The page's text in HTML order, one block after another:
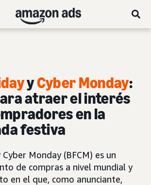
yCyber Monday:
atraer el interés
en la
festiva
Monday (BFCM) es un
de compras a nivel mundial y
en el que, como anunciante,